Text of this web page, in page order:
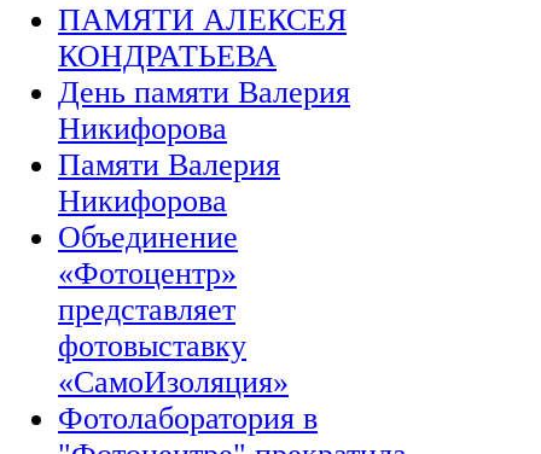
ПАМЯТИ АЛЕКСЕЯ
КОНДРАТЬЕВА
День памяти Валерия
Никифорова
Памяти Валерия
Никифорова
Объединение
«Фотоцентр»
представляет
фотовыставку
«СамоИзоляция»
Фотолаборатория в